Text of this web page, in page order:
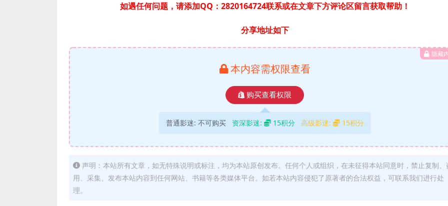
如遇任何问题，请添加QQ：2820164724联系或在文章下方评论区留言获取帮助！
分享地址如下
隐藏
本内容需权限查看
购买查看权限
普通影迷: 不可购买 资深影迷: 15积分 高级影迷: 15积分
声明：本站所有文章，如无特殊说明或标注，均为本站原创发布。任何个人或组织，在未征得本站同意时，禁止复制、
用、采集、发布本站内容到任何网站、书籍等各类媒体平台。如若本站内容侵犯了原著者的合法权益，可联系我们进行处
理。